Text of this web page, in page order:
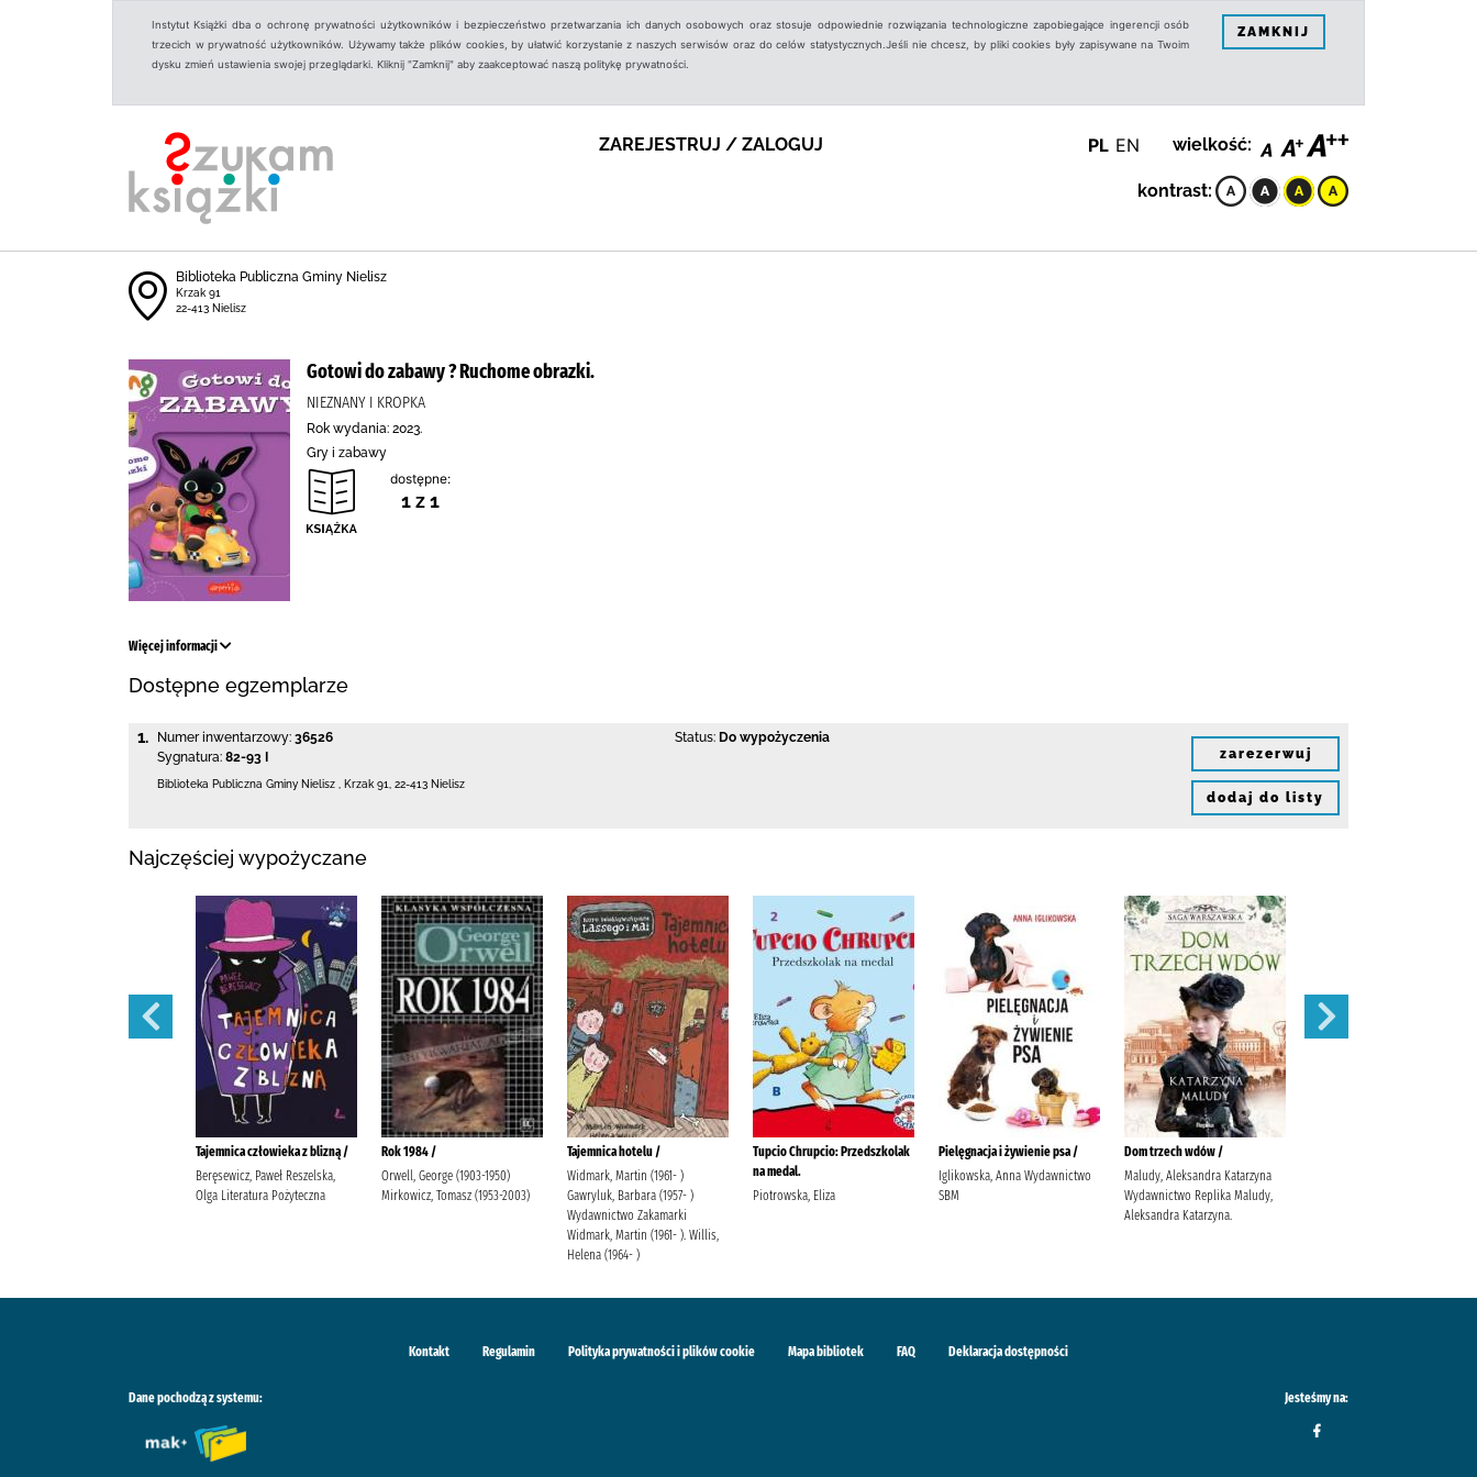
Instytut Książki dba o ochronę prywatności użytkowników i bezpieczeństwo przetwarzania ich danych osobowych oraz stosuje odpowiednie rozwiązania technologiczne zapobiegające ingerencji osób
trzecich w prywatność użytkowników. Używamy także plików cookies, by ułatwić korzystanie z naszych serwisów oraz do celów statystycznych.Jeśli nie chcesz, by pliki cookies były zapisywane na Twoim
dysku zmień ustawienia swojej przeglądarki. Kliknij "Zamknij" aby zaakceptować naszą politykę prywatności.
ZAMKNIJ
ZAREJESTRUJ / ZALOGUJ PL EN wielkość:
kontrast:
Biblioteka Publiczna Gminy Nielisz
Krzak 91
22-413 Nielisz
Gotowi do zabawy ? Ruchome obrazki.
NIEZNANY I KROPKA
Rok wydania: 2023.
Gry i zabawy
dostępne:
1 z 1
Więcej informacji
Dostępne egzemplarze
1. Numer inwentarzowy: 36526
Sygnatura: 82-93 I
Status: Do wypożyczenia
Biblioteka Publiczna Gminy Nielisz Krzak 91 22-413 Nielisz
zarezerwuj
dodaj do listy
Najczęściej wypożyczane
Tajemnica człowieka z blizną /
Beręsewicz, Paweł Reszelska,
Olga Literatura Pożyteczna
Rok 1984 /
Orwell, George (1903-1950)
Mirkowicz, Tomasz (1953-2003)
Tajemnica hotelu /
Widmark, Martin (1961- )
Gawryluk, Barbara (1957- )
Wydawnictwo Zakamarki
Widmark, Martin (1961- ). Willis,
Helena (1964- )
Tupcio Chrupcio: Przedszkolak
na medal.
Piotrowska, Eliza
Pielęgnacja i żywienie psa /
Iglikowska, Anna Wydawnictwo
SBM
Dom trzech wdów /
Maludy, Aleksandra Katarzyna
Wydawnictwo Replika Maludy,
Aleksandra Katarzyna.
Kontakt Regulamin Polityka prywatności i plików cookie Mapa bibliotek FAQ Deklaracja dostępności
Dane pochodzą z systemu: Jesteśmy na: